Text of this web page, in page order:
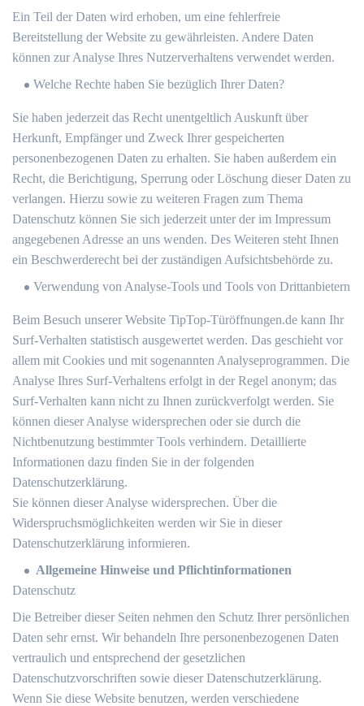
Ein Teil der Daten wird erhoben, um eine fehlerfreie
Bereitstellung der Website zu gewährleisten. Andere Daten
können zur Analyse Ihres Nutzerverhaltens verwendet werden.
Welche Rechte haben Sie bezüglich Ihrer Daten?
Sie haben jederzeit das Recht unentgeltlich Auskunft über
Herkunft, Empfänger und Zweck Ihrer gespeicherten
personenbezogenen Daten zu erhalten. Sie haben außerdem ein
Recht, die Berichtigung, Sperrung oder Löschung dieser Daten zu
verlangen. Hierzu sowie zu weiteren Fragen zum Thema
Datenschutz können Sie sich jederzeit unter der im Impressum
angegebenen Adresse an uns wenden. Des Weiteren steht Ihnen
ein Beschwerderecht bei der zuständigen Aufsichtsbehörde zu.
Verwendung von Analyse-Tools und Tools von Drittanbietern
Beim Besuch unserer Website TipTop-Türöffnungen.de kann Ihr
Surf-Verhalten statistisch ausgewertet werden. Das geschieht vor
allem mit Cookies und mit sogenannten Analyseprogrammen. Die
Analyse Ihres Surf-Verhaltens erfolgt in der Regel anonym; das
Surf-Verhalten kann nicht zu Ihnen zurückverfolgt werden. Sie
können dieser Analyse widersprechen oder sie durch die
Nichtbenutzung bestimmter Tools verhindern. Detaillierte
Informationen dazu finden Sie in der folgenden
Datenschutzerklärung.
Sie können dieser Analyse widersprechen. Über die
Widerspruchsmöglichkeiten werden wir Sie in dieser
Datenschutzerklärung informieren.
Allgemeine Hinweise und Pflichtinformationen
Datenschutz
Die Betreiber dieser Seiten nehmen den Schutz Ihrer persönlichen
Daten sehr ernst. Wir behandeln Ihre personenbezogenen Daten
vertraulich und entsprechend der gesetzlichen
Datenschutzvorschriften sowie dieser Datenschutzerklärung.
Wenn Sie diese Website benutzen, werden verschiedene